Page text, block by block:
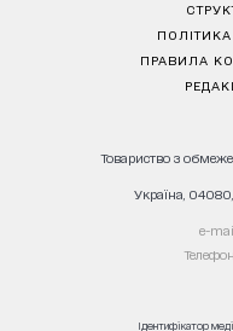
ПРАВИЛА
Товариство з
Україна, 04080,
е-
Ідентифікатор